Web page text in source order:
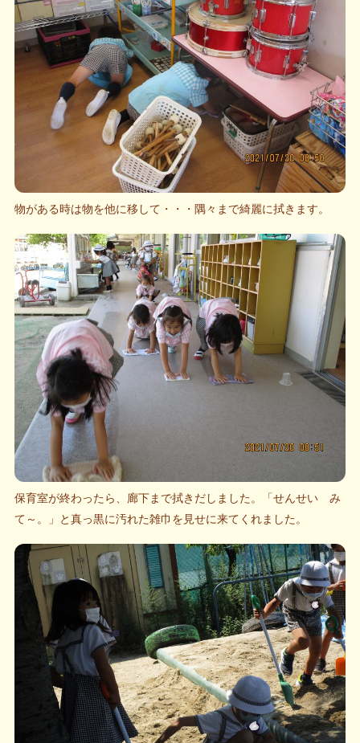
物がある時は物を他に移して・・・隅々まで綺麗に拭きます。
保育室が終わったら、廊下まで拭きだしました。「せんせい み
て～。」と真っ黒に汚れた雑巾を見せに来てくれました。